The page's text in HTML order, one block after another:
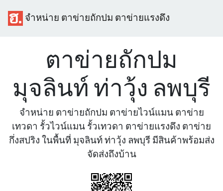
จำหน่าย ตาข่ายถักปม ตาข่ายแรงดึง
ตาข่ายถักปม
มุจลินท์ ท่าวุ้ง ลพบุรี
จำหน่าย ตาข่ายถักปม ตาข่ายไวน์แมน ตาข่าย
เทวดา รั้วไวน์แมน รั้วเทวดา ตาข่ายแรงดึง ตาข่าย
กึ่งสปริง ในพื้นที่ มุจลินท์ ท่าวุ้ง ลพบุรี มีสินค้าพร้อมส่ง
จัดส่งถึงบ้าน